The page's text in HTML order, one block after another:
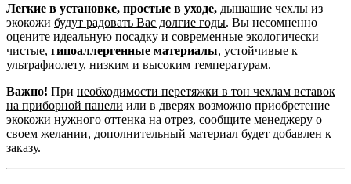
Легкие в установке, простые в уходе, дышащие чехлы из
экокожи будут радовать Вас долгие годы. Вы несомненно
оцените идеальную посадку и современные экологически
чистые, гипоаллергенные материалы, устойчивые к
ультрафиолету, низким и высоким температурам.
Важно! При необходимости перетяжки в тон чехлам вставок
на приборной панели или в дверях возможно приобретение
экокожи нужного оттенка на отрез, сообщите менеджеру о
своем желании, дополнительный материал будет добавлен к
заказу.